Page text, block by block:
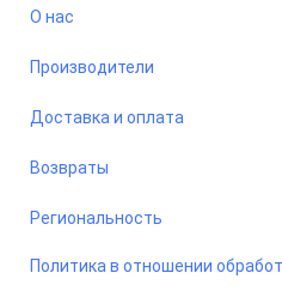
О нас
Производители
Доставка и оплата
Возвраты
Региональность
Политика в отношении